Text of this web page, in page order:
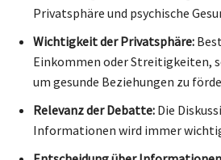
Privatsphäre und psychische
Wichtigkeit der Privatsphäre:
Einkommen oder Streitigkeiten,
um gesunde Beziehungen zu
Relevanz der Debatte: Die
Informationen wird immer